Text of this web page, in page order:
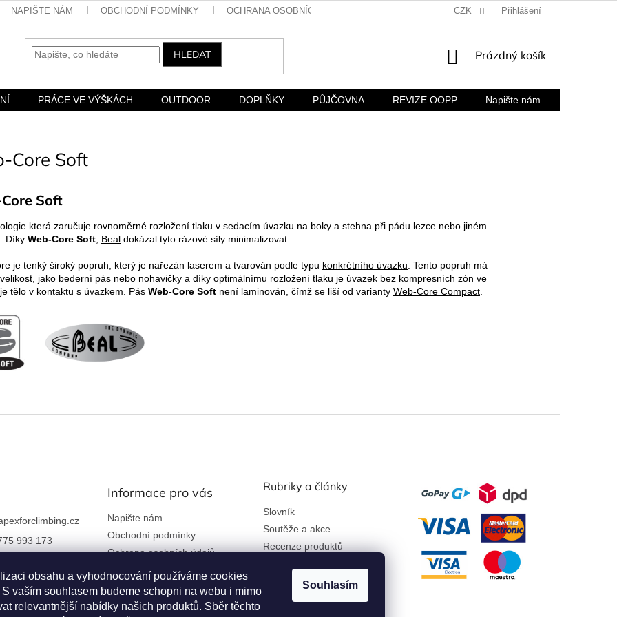
obsahu a vyhodnocování používáme cookies
S vaším souhlasem budeme schopni na webu i mimo
relevantnější nabídky našich produktů. Sběr těchto
Souhlasím
NAPIŠTE NÁM OBCHODNÍ PODMÍNKY OCHRANA OSOBNÍCH ÚDAJŮ KONTAKTY A FIREMNÍ ÚDAJE REKLAMACE A
CZK Přihlášení
HLEDAT
NÁKUPNÍ
Prázdný košík
PRÁCE VE VÝŠKÁCH OUTDOOR DOPLŇKY PŮJČOVNA REVIZE OOPP Napište nám
Core Soft
Soft
která zaručuje rovnoměrné rozložení tlaku v sedacím úvazku na boky a stehna při pádu lezce nebo jiném
Díky Web-Core Soft Beal dokázal tyto rázové síly minimalizovat.
je tenký široký popruh, který je nařezán laserem a tvarován podle typu konkrétního úvazku . Tento popruh má
jako bederní pás nebo nohavičky a díky optimálnímu rozložení tlaku je úvazek bez kompresních zón ve
tělo v kontaktu s úvazkem. Pás Web-Core Soft není laminován, čímž se liší od varianty Web-Core Compact
993 173
Informace pro vás
Napište nám
Obchodní podmínky
Ochrana osobních údajů
Kontakty a firemní údaje
Reklamace a vrácení zboží
Věrnostní program
Rubriky a články
Slovník
Soutěže a akce
Recenze produktů